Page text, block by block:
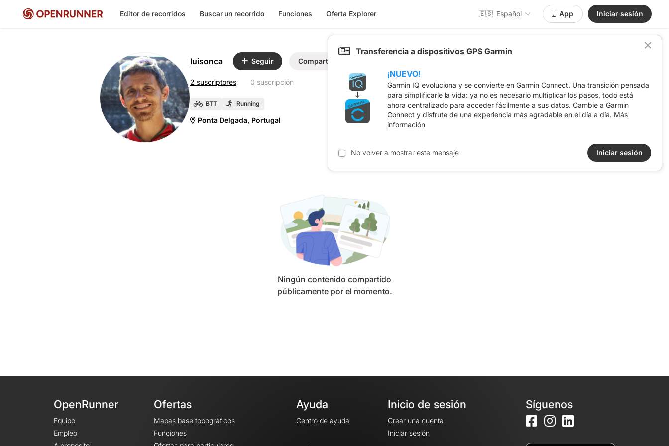
Editor de recorridos Buscar un recorrido Funciones Oferta Explorer 🇪🇸 Español App Iniciar sesión
luisonca Seguir Compartir
2 suscriptores 0 suscripción
BTT Running
Ponta Delgada, Portugal
Ningún contenido compartido
públicamente por el momento.
OpenRunner
Equipo
Empleo
Ofertas
Mapas base topográficos
Funciones
Ayuda
Centro de ayuda
Inicio de sesión
Crear una cuenta
Iniciar sesión
Síguenos
Transferencia a dispositivos GPS Garmin
¡NUEVO!
Garmin IQ evoluciona y se convierte en Garmin Connect. Una transición pensada
para simplificarle la vida: ya no es necesario multiplicar los pasos, todo está
ahora centralizado para acceder fácilmente a sus datos. Cambie a Garmin
Connect y disfrute de una experiencia más agradable en el día a día. Más
información
No volver a mostrar este mensaje Iniciar sesión